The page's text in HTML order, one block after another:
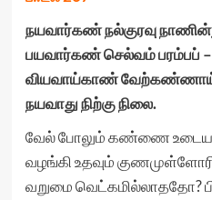
நயவார்கண் நல்குரவு
பயவார்கண் செல்வம் பரம்பப்
வியவாய்காண்
நயவாது நிற்கு நிலை.
வேல் போலும் கண்ணை
வழங்கி உதவும்
வறுமை வெட்கமில்லாததோ?